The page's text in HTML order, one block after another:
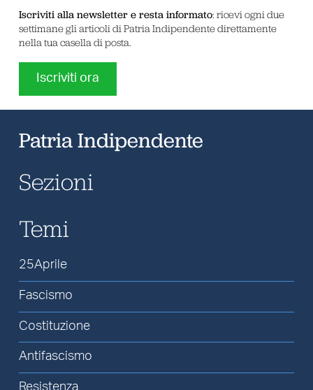
Iscriviti alla newsletter e resta informato: ricevi ogni due
settimane gli articoli di Patria Indipendente direttamente
nella tua casella di posta.
Iscriviti ora
Patria Indipendente
Sezioni
Temi
25Aprile
Fascismo
Costituzione
Antifascismo
Resistenza